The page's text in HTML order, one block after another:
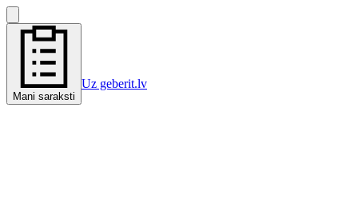
Mani saraksti
Uz geberit.lv